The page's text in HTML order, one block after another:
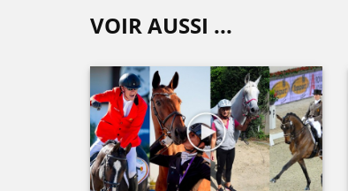
VOIR AUSSI ...